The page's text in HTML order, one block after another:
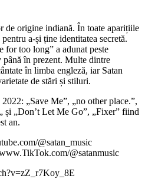
de origine indiană. În toate aparițiile
a-și ține identitatea secretă.
for too long” a adunat peste
în prezent. Multe dintre
în limba engleză, iar Satan
de stări și stiluri.
„Save Me”, „no other place.”,
și „Don’t Let Me Go”, „Fixer” fiind
an.
@satan_music
@satanmusic